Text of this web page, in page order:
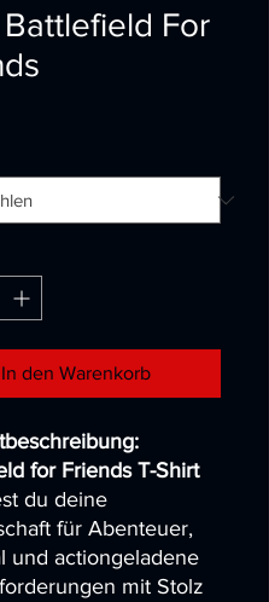
Battlefield For
In den Warenkorb
for Friends T-Shirt
du deine
für Abenteuer,
und actiongeladene
mit Stolz